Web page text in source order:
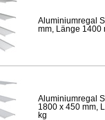
Aluminiumregal
mm, Länge 1400
Aluminiumregal
1800 x 450 mm,
kg